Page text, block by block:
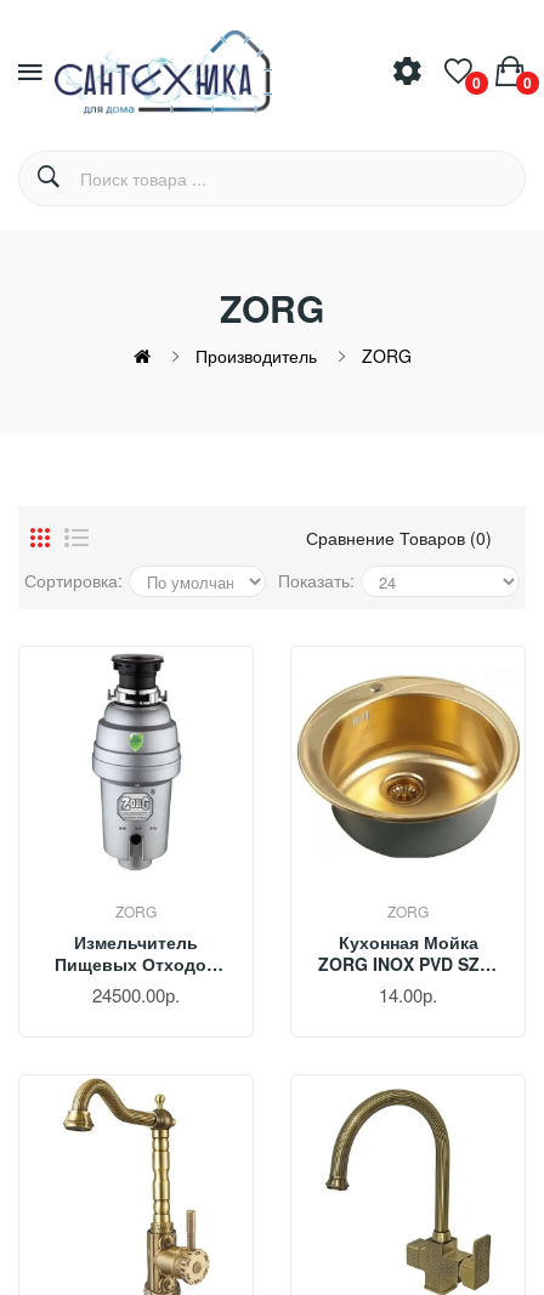
0 0
ZORG
Производитель ZORG
Сравнение Товаров (0)
Сортировка:
Показать:
ZORG
Измельчитель
Пищевых Отходов
ZORG ZR-38 D
24500.00р.
ZORG
Кухонная Мойка
ZORG INOX PVD SZR-
510/205 Бронза
14.00р.